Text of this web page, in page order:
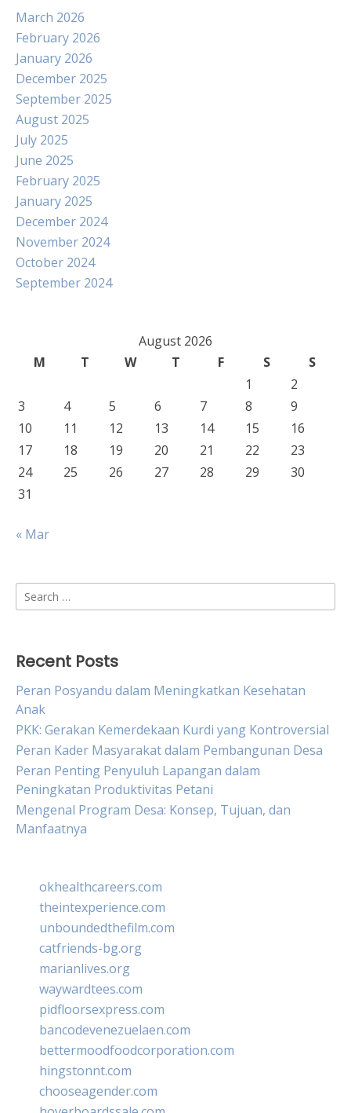
March 2026
February 2026
January 2026
December 2025
September 2025
August 2025
July 2025
June 2025
February 2025
January 2025
December 2024
November 2024
October 2024
September 2024
August 2026
M
T W T F S
S
1
2
3
4 5 6 7 8
9
10
11 12 13 14 15
16
17
18 19 20 21 22
23
24
25 26 27 28 29
30
31
« Mar
Search
for:
Recent Posts
Peran Posyandu dalam Meningkatkan Kesehatan
Anak
PKK: Gerakan Kemerdekaan Kurdi yang Kontroversial
Peran Kader Masyarakat dalam Pembangunan Desa
Peran Penting Penyuluh Lapangan dalam
Peningkatan Produktivitas Petani
Mengenal Program Desa: Konsep, Tujuan, dan
Manfaatnya
okhealthcareers.com
theintexperience.com
unboundedthefilm.com
catfriends-bg.org
marianlives.org
waywardtees.com
pidfloorsexpress.com
bancodevenezuelaen.com
bettermoodfoodcorporation.com
hingstonnt.com
chooseagender.com